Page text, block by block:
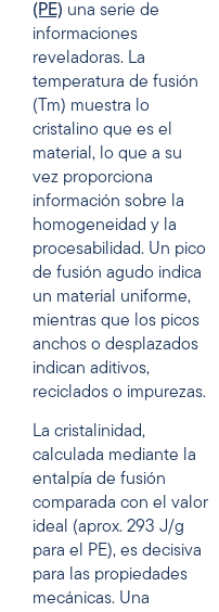
(PE) una serie de
informaciones
reveladoras. La
temperatura de fusión
(Tm) muestra lo
cristalino que es el
material, lo que a su
vez proporciona
información sobre la
homogeneidad y la
procesabilidad. Un pico
de fusión agudo indica
un material uniforme,
mientras que los picos
anchos o desplazados
indican aditivos,
reciclados o impurezas.
La cristalinidad,
calculada mediante la
entalpía de fusión
comparada con el valor
ideal (aprox. 293 J/g
para el PE), es decisiva
para las propiedades
mecánicas. Una